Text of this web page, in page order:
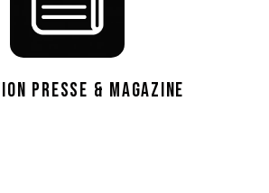
PRESSE & MAGAZINE